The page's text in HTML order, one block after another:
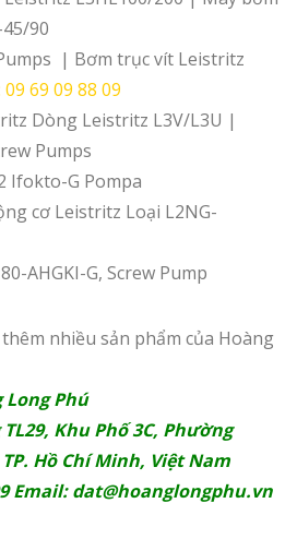
90
| Bơm trục vít Leistritz
69 09 88 09
Dòng Leistritz L3V/L3U |
Pumps
Ifokto-G Pompa
cơ Leistritz Loại L2NG-
AHGKI-G, Screw Pump
nhiều sản phẩm của Hoàng
Long Phú
Khu Phố 3C, Phường
Hồ Chí Minh, Việt Nam
Email:dat@hoanglongphu.vn